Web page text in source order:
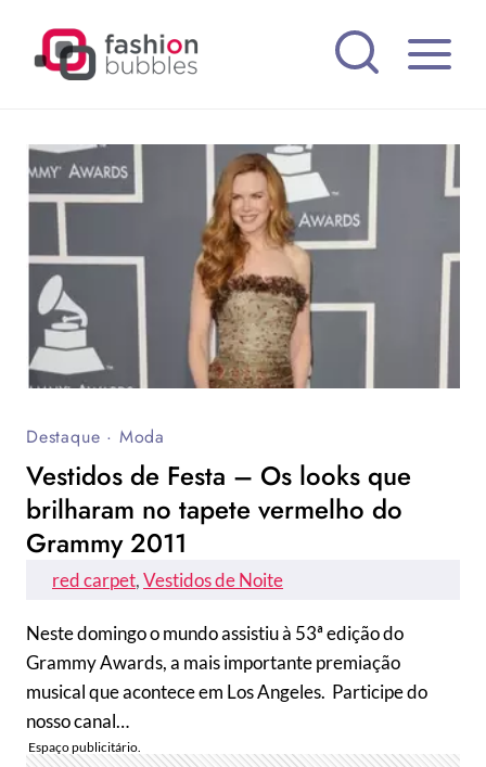
Destaque · Moda
Vestidos de Festa – Os looks que
brilharam no tapete vermelho do
Grammy 2011
red carpet, Vestidos de Noite
Neste domingo o mundo assistiu à 53ª edição do
Grammy Awards, a mais importante premiação
musical que acontece em Los Angeles. Participe do
nosso canal…